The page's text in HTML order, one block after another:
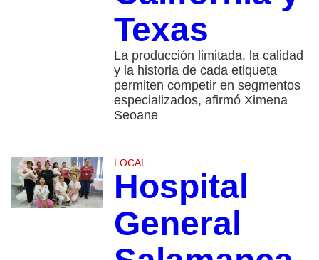
Texas
La producción limitada, la calidad
y la historia de cada etiqueta
permiten competir en segmentos
especializados, afirmó Ximena
Seoane
LOCAL
Hospital
General